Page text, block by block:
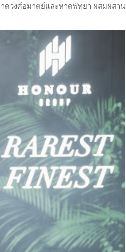
ดวงศ์อมาตย์และหาดพัทยา ผสมผสาน